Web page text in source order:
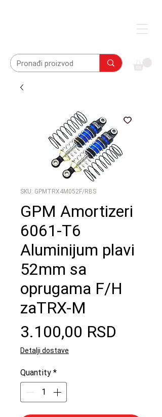
SKU: GPMTRX4M052F/RBS
GPM Amortizeri
6061-T6
Aluminijum plavi
52mm sa
oprugama F/H
zaTRX-M
3.100,00 RSD
Detalji dostave
Quantity *